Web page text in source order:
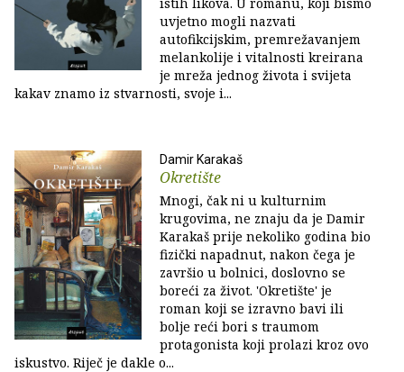
uvjetno mogli nazvati
autofikcijskim, premrežavanjem
melankolije i vitalnosti kreirana
je mreža jednog života i svijeta
kakav znamo iz stvarnosti, svoje i...
Damir Karakaš
Okretište
Mnogi, čak ni u kulturnim
krugovima, ne znaju da je Damir
Karakaš prije nekoliko godina bio
fizički napadnut, nakon čega je
završio u bolnici, doslovno se
boreći za život. 'Okretište' je
roman koji se izravno bavi ili
bolje reći bori s traumom
protagonista koji prolazi kroz ovo
iskustvo. Riječ je dakle o...